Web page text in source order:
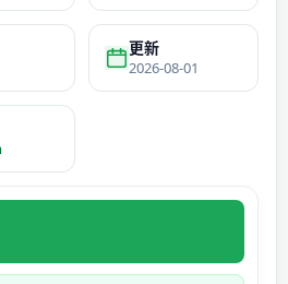
更新
2026-08-01